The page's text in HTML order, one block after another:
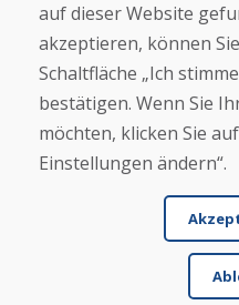
Zahlung
Beschwerde
Rückgabe
Cookies
auf dieser Website
akzeptieren, können
Schaltfläche „Ich
bestätigen. Wenn Sie
möchten, klicken Sie
Einstellungen ändern“.